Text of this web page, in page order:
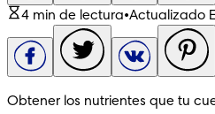
4 min de lectura•Actualizado
Obtener los nutrientes que tu